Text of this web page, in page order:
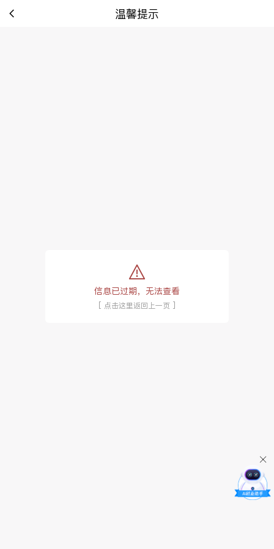
温馨提示
tip:
信息已过期，无法查看
[ 点击这里返回上一页 ]